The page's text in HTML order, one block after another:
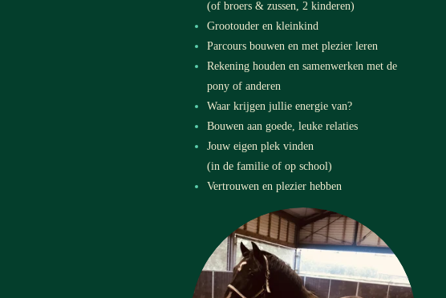
(of broers & zussen, 2 kinderen)
Grootouder en kleinkind
Parcours bouwen en met plezier leren
Rekening houden en samenwerken met de
pony of anderen
Waar krijgen jullie energie van?
Bouwen aan goede, leuke relaties
Jouw eigen plek vinden
(in de familie of op school)
Vertrouwen en plezier hebben